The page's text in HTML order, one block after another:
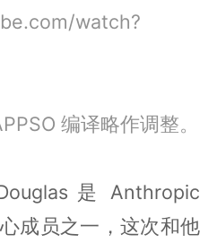
watch?
编译略作调整。
是 Anthropic
成员之一，这次和他